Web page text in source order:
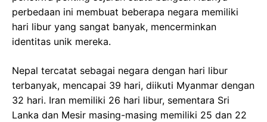
perbedaan ini membuat beberapa negara memiliki
hari libur yang sangat banyak, mencerminkan
identitas unik mereka.
Nepal tercatat sebagai negara dengan hari libur
terbanyak, mencapai 39 hari, diikuti Myanmar dengan
32 hari. Iran memiliki 26 hari libur, sementara Sri
Lanka dan Mesir masing-masing memiliki 25 dan 22